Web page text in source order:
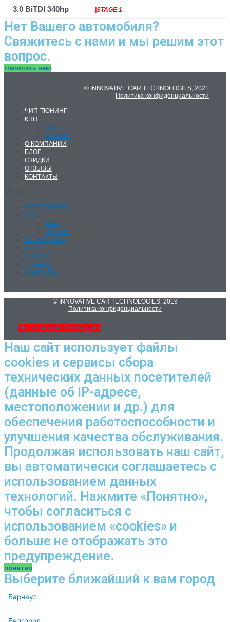
3.0 BiTDI 340hp |STAGE 1
Нет Вашего автомобиля?
Свяжитесь с нами и мы решим этот
вопрос.
Написать нам
© INNOVATIVE CAR TECHNOLOGIES, 2021
Политика конфиденциальности
ЧИП-ТЮНИНГ
КПП
DSG
ZF 8HP
О КОМПАНИИ
БЛОГ
СКИДКИ
ОТЗЫВЫ
КОНТАКТЫ
ЧИП-ТЮНИНГ
КПП
DSG
ZF 8HP
О КОМПАНИИ
БЛОГ
СКИДКИ
ОТЗЫВЫ
КОНТАКТЫ
© INNOVATIVE CAR TECHNOLOGIES, 2019
Политика конфиденциальности
Vk Facebook-f Instagram
Наш сайт использует файлы
cookies и сервисы сбора
технических данных посетителей
(данные об IP-адресе,
местоположении и др.) для
обеспечения работоспособности и
улучшения качества обслуживания.
Продолжая использовать наш сайт,
вы автоматически соглашаетесь с
использованием данных
технологий. Нажмите «Понятно»,
чтобы согласиться с
использованием «cookies» и
больше не отображать это
предупреждение.
понятно
Выберите ближайший к вам город
Барнаул